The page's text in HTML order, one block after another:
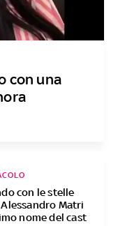
con una
con le stelle
Matri
nome del cast